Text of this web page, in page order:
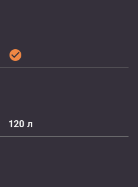
check_circle
120 л